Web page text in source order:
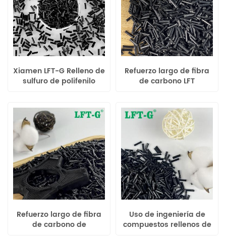
Xiamen LFT-G Relleno de
sulfuro de polifenilo
Refuerzo largo de fibra
de carbono LFT
Refuerzo largo de fibra
de carbono de
Uso de ingeniería de
compuestos rellenos de